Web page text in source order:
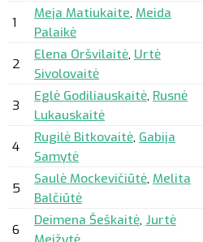
1
Meja Matiukaite, Meida
Palaikė
2
Elena Oršvilaitė, Urtė
Sivolovaitė
3
Eglė Godiliauskaitė, Rusnė
Lukauskaitė
4
Rugilė Bitkovaitė, Gabija
Samytė
5
Saulė Mockevičiūtė, Melita
Balčiūtė
6
Deimena Šeškaitė, Jurtė